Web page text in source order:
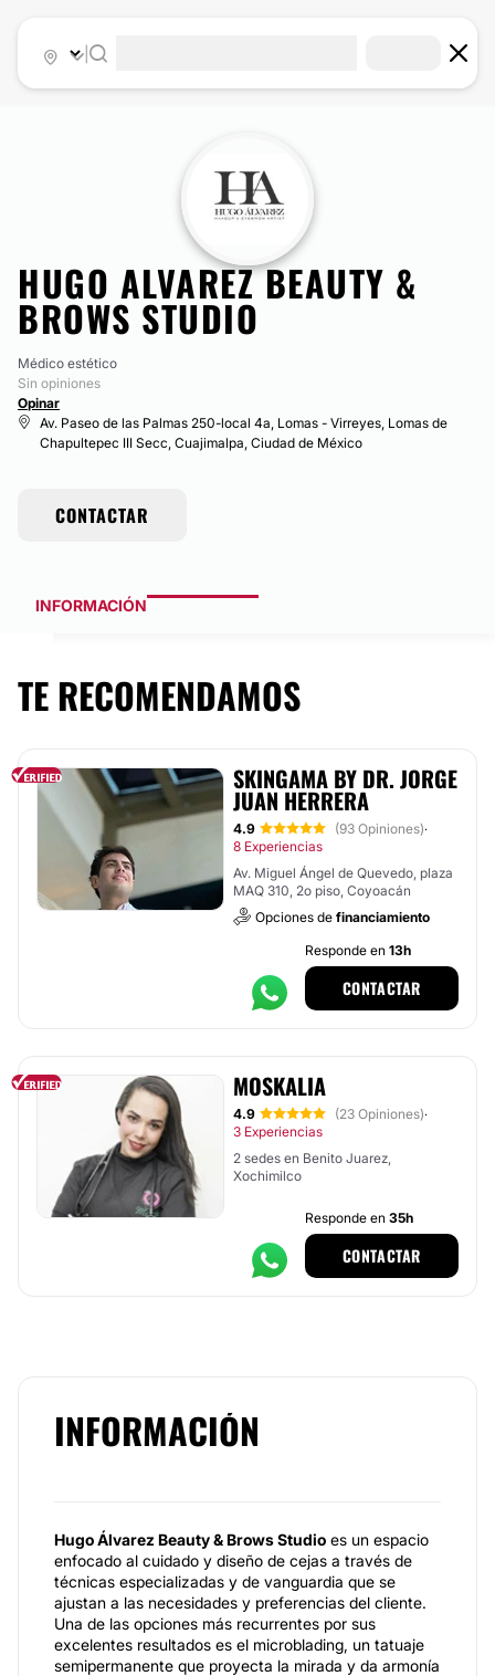
HUGO ALVAREZ BEAUTY &
BROWS STUDIO
Médico estético
Sin opiniones
Opinar
Av. Paseo de las Palmas 250-local 4a, Lomas - Virreyes, Lomas de
Chapultepec III Secc, Cuajimalpa, Ciudad de México
CONTACTAR
INFORMACIÓN
TE RECOMENDAMOS
SKINGAMA BY DR. JORGE
JUAN HERRERA
4.9 (93 Opiniones)·
8 Experiencias
Av. Miguel Ángel de Quevedo, plaza
MAQ 310, 2o piso, Coyoacán
Opciones de financiamiento
Responde en 13h
CONTACTAR
MOSKALIA
4.9 (23 Opiniones)·
3 Experiencias
2 sedes en Benito Juarez,
Xochimilco
Responde en 35h
CONTACTAR
INFORMACIÓN
Hugo Álvarez Beauty & Brows Studio es un espacio
enfocado al cuidado y diseño de cejas a través de
técnicas especializadas y de vanguardia que se
ajustan a las necesidades y preferencias del cliente.
Una de las opciones más recurrentes por sus
excelentes resultados es el microblading, un tatuaje
semipermanente que proyecta la mirada y da armonía